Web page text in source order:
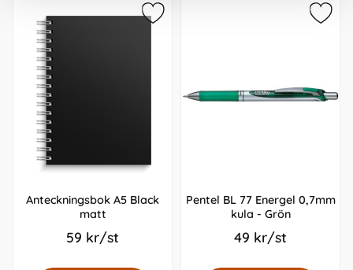
Anteckningsbok A5 Black
matt
59 kr/st
Pentel BL 77 Energel 0,7mm
kula - Grön
49 kr/st